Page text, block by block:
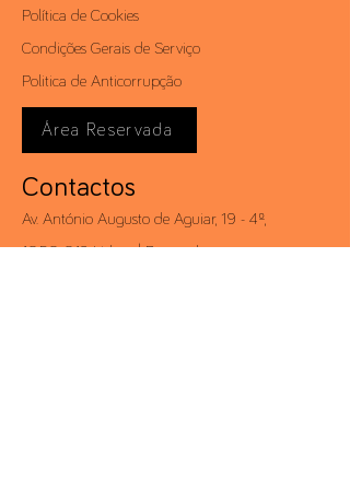
Política de Cookies
Condições Gerais de Serviço
Politica de Anticorrupção
Área Reservada
Contactos
Av. António Augusto de Aguiar, 19 - 4º,
1050-012Lisboa | Portugal